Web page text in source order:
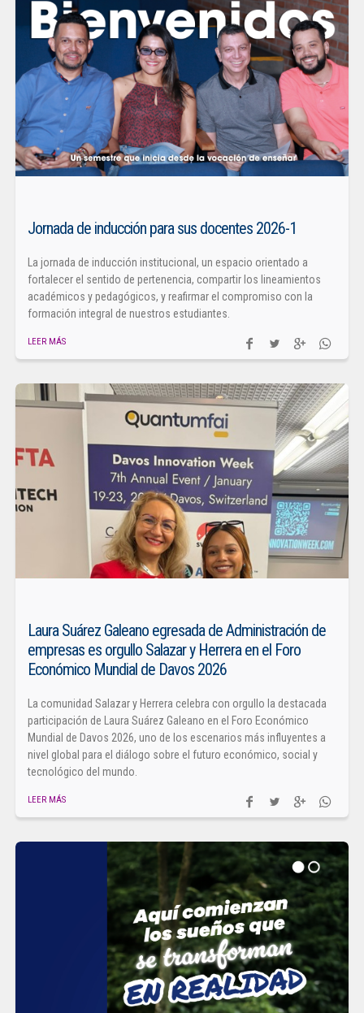
Jornada de inducción para sus docentes 2026-1
La jornada de inducción institucional, un espacio orientado a
fortalecer el sentido de pertenencia, compartir los lineamientos
académicos y pedagógicos, y reafirmar el compromiso con la
formación integral de nuestros estudiantes.
LEER MÁS
Laura Suárez Galeano egresada de Administración de
empresas es orgullo Salazar y Herrera en el Foro
Económico Mundial de Davos 2026
La comunidad Salazar y Herrera celebra con orgullo la destacada
participación de Laura Suárez Galeano en el Foro Económico
Mundial de Davos 2026, uno de los escenarios más influyentes a
nivel global para el diálogo sobre el futuro económico, social y
tecnológico del mundo.
LEER MÁS